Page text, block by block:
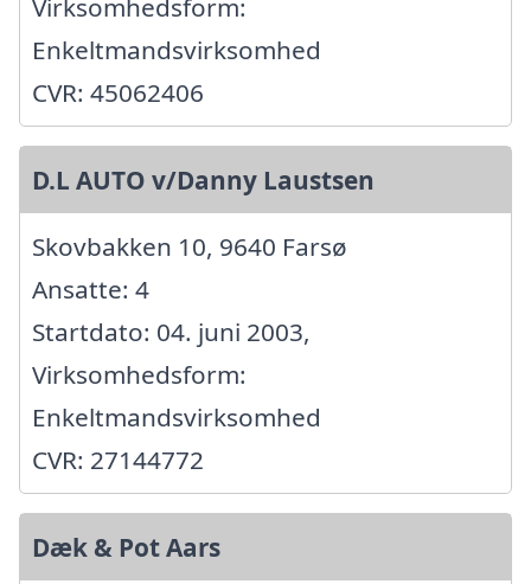
Virksomhedsform:
Enkeltmandsvirksomhed
CVR: 45062406
D.L AUTO v/Danny Laustsen
Skovbakken 10, 9640 Farsø
Ansatte: 4
Startdato: 04. juni 2003,
Virksomhedsform:
Enkeltmandsvirksomhed
CVR: 27144772
Dæk & Pot Aars